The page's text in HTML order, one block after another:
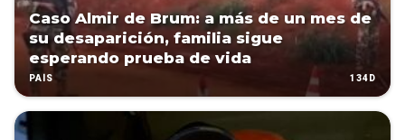
Caso Almir de Brum: a más de un mes de
su desaparición, familia sigue
esperando prueba de vida
PAÍS 134D